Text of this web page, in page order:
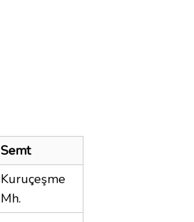
Semt
Kuruçeşme
Mh.